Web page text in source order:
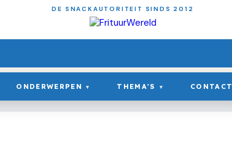
DE SNACKAUTORITEIT SINDS 2012
ONDERWERPEN ▾ THEMA'S ▾ CONTACT